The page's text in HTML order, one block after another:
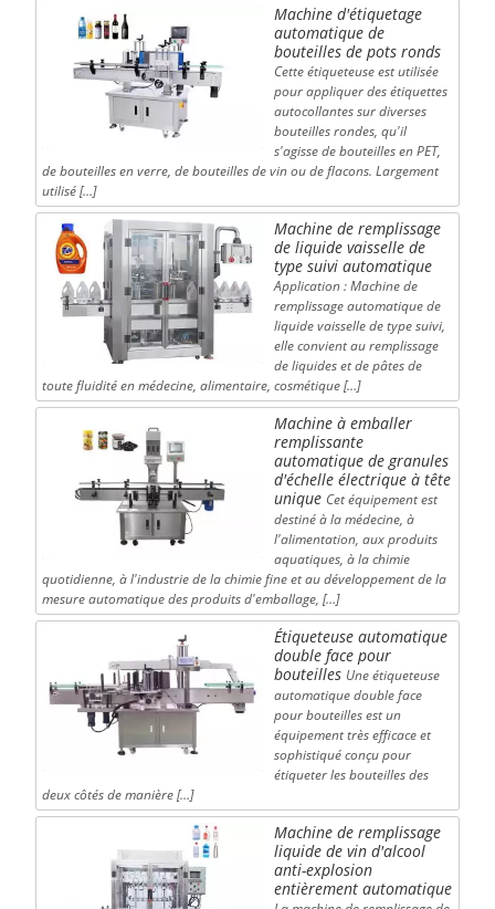
Machine d'étiquetage
automatique de
bouteilles de pots ronds
Cette étiqueteuse est utilisée
pour appliquer des étiquettes
autocollantes sur diverses
bouteilles rondes, qu'il
s'agisse de bouteilles en PET,
de bouteilles en verre, de bouteilles de vin ou de flacons. Largement
utilisé […]
Machine de remplissage
de liquide vaisselle de
type suivi automatique
Application : Machine de
remplissage automatique de
liquide vaisselle de type suivi,
elle convient au remplissage
de liquides et de pâtes de
toute fluidité en médecine, alimentaire, cosmétique […]
Machine à emballer
remplissante
automatique de granules
d'échelle électrique à tête
unique Cet équipement est
destiné à la médecine, à
l'alimentation, aux produits
aquatiques, à la chimie
quotidienne, à l'industrie de la chimie fine et au développement de la
mesure automatique des produits d'emballage, […]
Étiqueteuse automatique
double face pour
bouteilles Une étiqueteuse
automatique double face
pour bouteilles est un
équipement très efficace et
sophistiqué conçu pour
étiqueter les bouteilles des
deux côtés de manière […]
Machine de remplissage
liquide de vin d'alcool
anti-explosion
entièrement automatique